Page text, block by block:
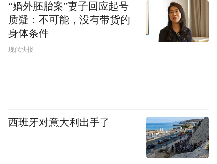
1959--1990年竹镇派出所旧址（新竹街）
竹镇派出所行政上隶属于竹镇市抗日民主政
府，业务上直属来六办事处公安局领导，成
竹镇派出所成立后配有两个班的新四军战
士，在工作中，坚持群众路线，紧紧依靠群
“婚外胚胎案”妻子回应起号
质疑：不可能，没有带货的
身体条件
现代快报
西班牙对意大利出手了